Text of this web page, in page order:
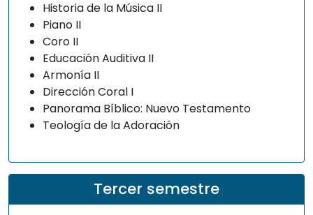
Historia de la Música II
Piano II
Coro II
Educación Auditiva II
Armonía II
Dirección Coral I
Panorama Bíblico: Nuevo Testamento
Teología de la Adoración
Tercer semestre